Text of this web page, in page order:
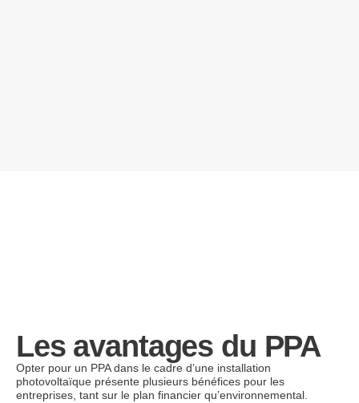
Les avantages du PPA
Opter pour un PPA dans le cadre d’une installation
photovoltaïque présente plusieurs bénéfices pour les
entreprises, tant sur le plan financier qu’environnemental.